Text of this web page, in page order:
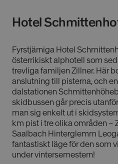
Hotel
Fyrstjärniga Hotel
österrikiskt alphotell som
trevliga familjen Zillner. Här
anslutning till pisterna, och
dalstationen
skidbussen går precis
man sig enkelt ut i
km pist i tre olika områden –
Saalbach Hinterglemm
fantastiskt läge för den som
under vintersemestern!